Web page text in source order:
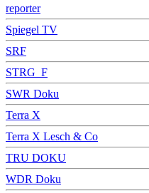
reporter
Spiegel TV
SRF
STRG_F
SWR Doku
Terra X
Terra X Lesch & Co
TRU DOKU
WDR Doku